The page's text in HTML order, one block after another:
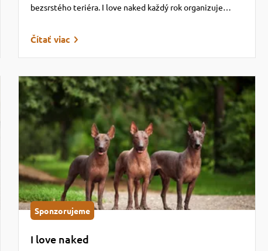
bezsrstého teriéra. I love naked každý rok organizuje…
Čítať viac
Sponzorujeme
I love naked